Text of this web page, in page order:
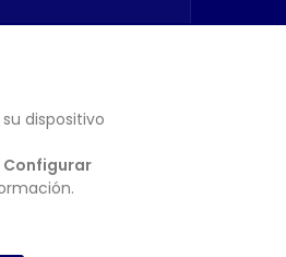
dispositivo
Configurar